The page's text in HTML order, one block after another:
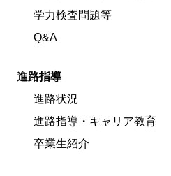
学力検査問題等
Q&A
進路指導
進路状況
進路指導・キャリア教育
卒業生紹介